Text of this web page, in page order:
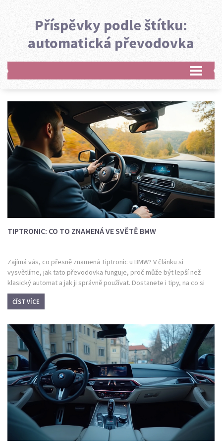
Příspěvky podle štítku:
automatická převodovka
TIPTRONIC: CO TO ZNAMENÁ VE SVĚTĚ BMW
Zajímá vás, co přesně znamená Tiptronic u BMW? V článku si
vysvětlíme, jak tato převodovka funguje, proč může být lepší než
klasický automat a jak ji správně používat. Dostanete i tipy, na co si
dát při jízdě s Tiptronicem pozor. Přidám několik zajímavostí z praxe a
ukážu, pro koho se tahle technologie opravdu vyplatí.
ČÍST VÍCE